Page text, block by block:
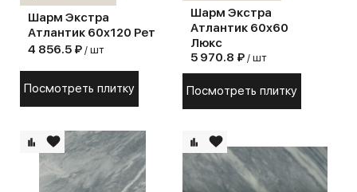
Шарм Экстра
Атлантик 60х120 Рет
4 856.5 ₽ / шт
Посмотреть плитку
Шарм Экстра
Атлантик 60х60
Люкс
5 970.8 ₽ / шт
Посмотреть плитку